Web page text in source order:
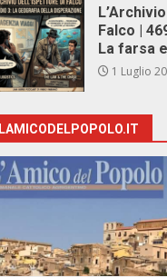
Falco |
La farsa
1 Luglio
LAMICODELPOPOLO.IT